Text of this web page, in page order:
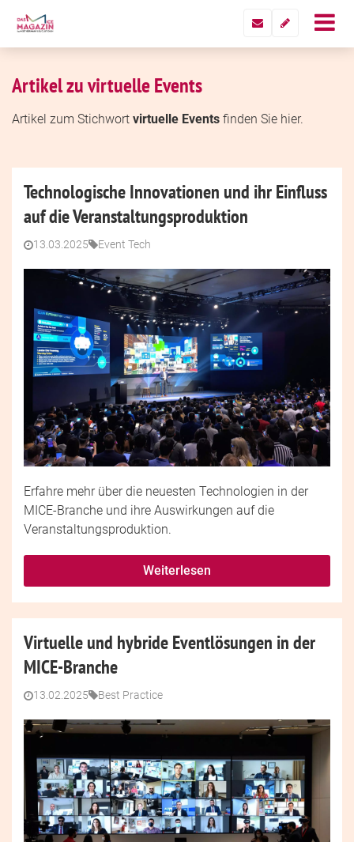
Artikel zu virtuelle Events
Artikel zum Stichwort virtuelle Events finden Sie hier.
Technologische Innovationen und ihr Einfluss
auf die Veranstaltungsproduktion
13.03.2025 Event Tech
Erfahre mehr über die neuesten Technologien in der
MICE-Branche und ihre Auswirkungen auf die
Veranstaltungsproduktion.
Weiterlesen
Virtuelle und hybride Eventlösungen in der
MICE-Branche
13.02.2025 Best Practice